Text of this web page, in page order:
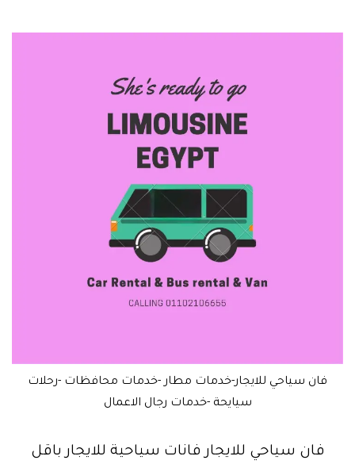
فان سياحي للايجار-خدمات مطار -خدمات محافظات -رحلات
سيايحة -خدمات رجال الاعمال
فان سياحي للايجار فانات سياحية للايجار باقل